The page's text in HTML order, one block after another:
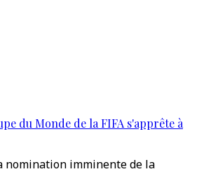
du Monde de la FIFA s'apprête à
nomination imminente de la